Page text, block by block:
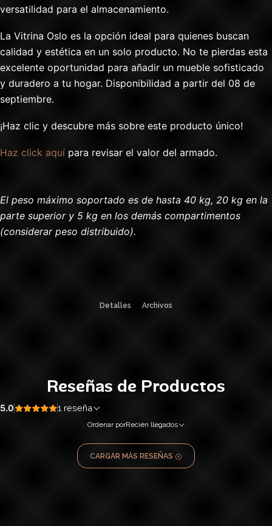
versatilidad para el almacenamiento.
La Vitrina Oslo es la opción ideal para quienes buscan
calidad y estética en un solo producto. No te pierdas esta
excelente oportunidad para añadir un mueble sofisticado
y duradero a tu hogar. Disponibilidad a partir del 08 de
septiembre.
¡Haz clic y descubre más sobre este producto único!
Haz click aquí para revisar el valor del armado.
El peso máximo soportado es de hasta 40 kg, 20 kg en la
parte superior y 5 kg en los demás compartimentos
(considerar peso distribuido).
Detalles Archivos
Reseñas de Productos
5.0 1 reseña
Ordenar porRecién llegados
CARGAR MÁS RESEÑAS